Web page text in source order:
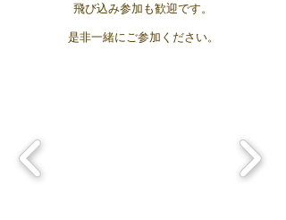
飛び込み参加も歓迎です。
是非一緒にご参加ください。